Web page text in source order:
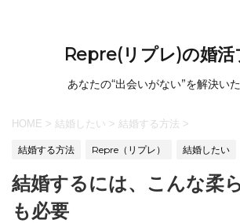
Repre(リプレ)の婚活
あなたの“出会いがない”を解決い
HOME > 結婚したい > 結婚する方法 >
結婚する方法 Repre（リプレ） 結婚したい
結婚するには、こんな柔
も必要